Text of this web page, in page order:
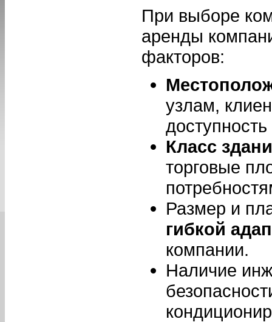
При выборе
аренды
факторов:
узлам,
Класс
торговые
Размер и
гибкой
компании.
Наличие